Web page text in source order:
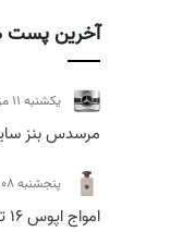
آخرین پست
يكشنبه 11 مرداد 1405
مرسدس بنز
پنجشنبه 08 مرداد 1405
امواج اپوس 16 تیمبر